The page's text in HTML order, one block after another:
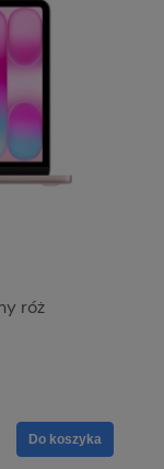
róż
Do koszyka